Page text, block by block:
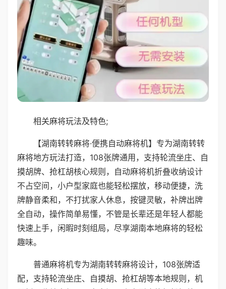
相关麻将玩法及特色;
【湖南转转麻将·便携自动麻将机】专为湖南转转
麻将地方玩法打造，108张牌通用，支持轮流坐庄、自
摸胡牌、抢杠胡核心规则，自动麻将机折叠收纳设计
不占空间，小户型家庭也能轻松摆放，移动便捷，洗
牌静音柔和，不打扰家人休息，按键灵敏，补牌出牌
全自动，操作简单易懂，不管是长辈还是年轻人都能
快速上手，闲暇时刻组局，尽享湖南本地麻将的轻松
趣味。
普通麻将机专为湖南转转麻将设计，108张牌适
配，支持轮流坐庄、自摸胡、抢杠胡等本地规则，机